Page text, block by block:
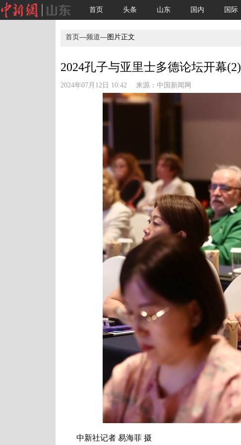
首页 头条 山东 国内 国际
首页—频道—图片正文
2024孔子与亚里士多德论坛开幕(2)
2024年07月12日 10:42 来源： 中国新闻网
中新社记者 易海菲 摄